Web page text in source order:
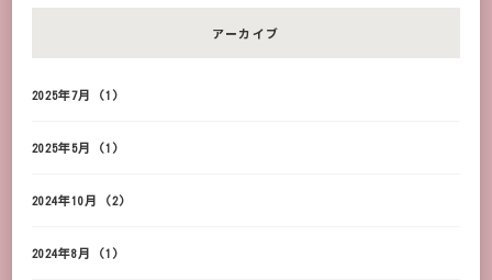
アーカイブ
2025年7月 (1)
2025年5月 (1)
2024年10月 (2)
2024年8月 (1)